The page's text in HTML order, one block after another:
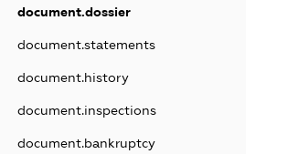
document.dossier
document.statements
document.history
document.inspections
document.bankruptcy